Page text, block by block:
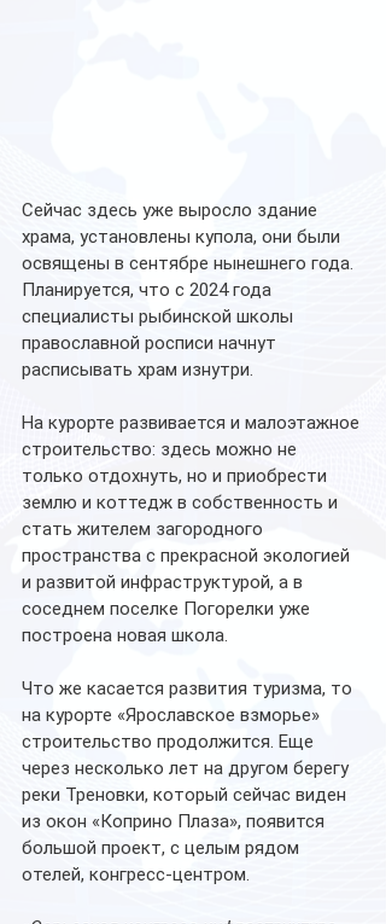
Сейчас здесь уже выросло здание
храма, установлены купола, они были
освящены в сентябре нынешнего года.
Планируется, что с 2024 года
специалисты рыбинской школы
православной росписи начнут
расписывать храм изнутри.
На курорте развивается и малоэтажное
строительство: здесь можно не
только отдохнуть, но и приобрести
землю и коттедж в собственность и
стать жителем загородного
пространства с прекрасной экологией
и развитой инфраструктурой, а в
соседнем поселке Погорелки уже
построена новая школа.
Что же касается развития туризма, то
на курорте «Ярославское взморье»
строительство продолжится. Еще
через несколько лет на другом берегу
реки Треновки, который сейчас виден
из окон «Коприно Плаза», появится
большой проект, с целым рядом
отелей, конгресс-центром.